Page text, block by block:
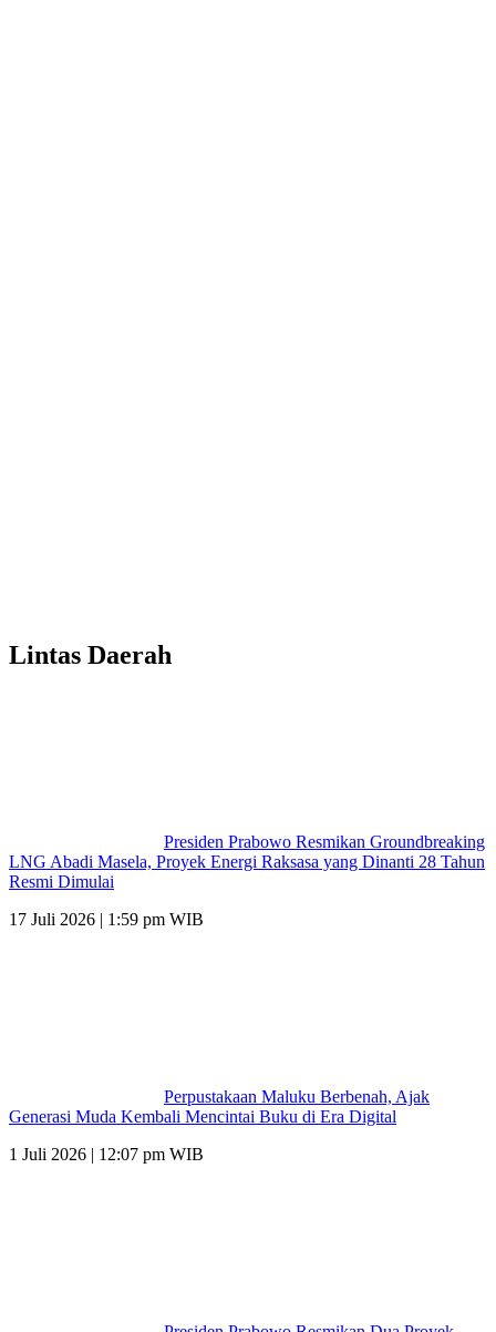
Lintas Daerah
Presiden Prabowo Resmikan Groundbreaking
LNG Abadi Masela, Proyek Energi Raksasa yang Dinanti 28 Tahun
Resmi Dimulai
17 Juli 2026 | 1:59 pm WIB
Perpustakaan Maluku Berbenah, Ajak
Generasi Muda Kembali Mencintai Buku di Era Digital
1 Juli 2026 | 12:07 pm WIB